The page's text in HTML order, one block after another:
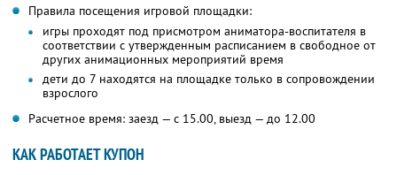
Правила посещения игровой площадки:
игры проходят под присмотром аниматора-воспитателя в
соответствии с утвержденным расписанием в свободное от
других анимационных мероприятий время
дети до 7 находятся на площадке только в сопровождении
взрослого
Расчетное время: заезд — с 15.00, выезд — до 12.00
КАК РАБОТАЕТ КУПОН